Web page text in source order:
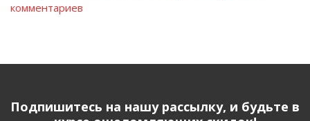
комментариев
Подпишитесь на нашу рассылку, и будьте в